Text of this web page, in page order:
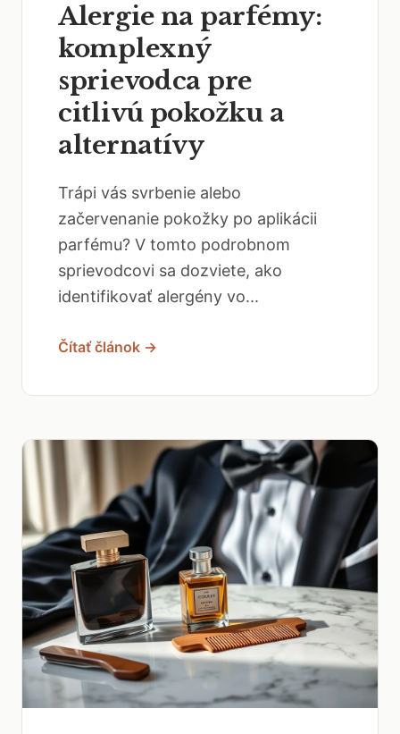
Alergie na parfémy:
komplexný
sprievodca pre
citlivú pokožku a
alternatívy
Trápi vás svrbenie alebo
začervenanie pokožky po aplikácii
parfému? V tomto podrobnom
sprievodcovi sa dozviete, ako
identifikovať alergény vo...
Čítať článok →